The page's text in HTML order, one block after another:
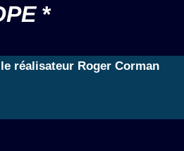
*
réalisateur Roger Corman